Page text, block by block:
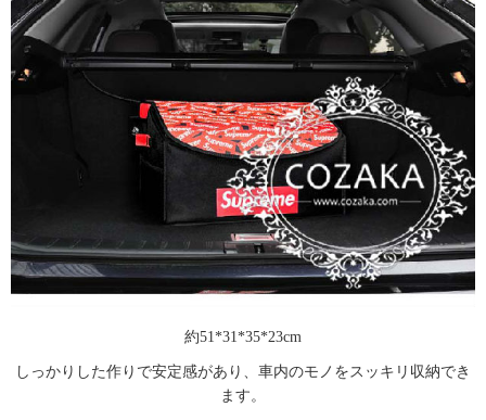
約51*31*35*23cm
しっかりした作りで安定感があり、車内のモノをスッキリ収納でき
ます。